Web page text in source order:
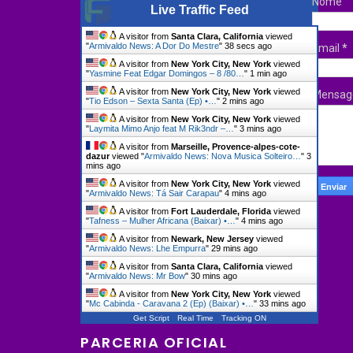
Live Traffic Feed
A visitor from Santa Clara, California viewed
"Armivaldo News: A Dor Do Mestre" 39 secs ago
A visitor from New York City, New York viewed
"Yasmine Feat Edgar Domingos – 8 /80… " 1 min ago
A visitor from New York City, New York viewed
"Tio Edson – Sexta Santa (Ep) •… " 2 mins ago
A visitor from New York City, New York viewed
"Laymita Mimo Anjo feat M Rik3ndr –… " 3 mins ago
A visitor from Marseille, Provence-alpes-cote-
dazurviewed "Armivaldo News: Nova Musica Solteiro… " 3
mins ago
A visitor from New York City, New York viewed
"Armivaldo News: Tá Sair Carapau" 4 mins ago
A visitor from Fort Lauderdale, Florida viewed
"Tafness – Mulher Africana (Baixar) •… " 4 mins ago
A visitor from Newark, New Jersey viewed
"Armivaldo News: Lhe Empurra" 29 mins ago
A visitor from Santa Clara, California viewed
"Armivaldo News: Mr Bow" 30 mins ago
A visitor from New York City, New York viewed
"Mc Cabinda - Caravana 2 (Ep) (Baixar) •… " 33 mins ago
Get Script Real Time Tracking ON
PARCERIA OFICIAL
Email *